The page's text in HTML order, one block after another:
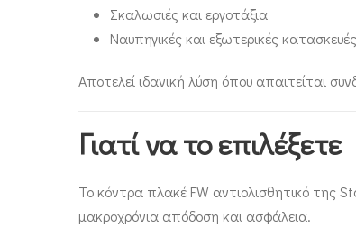
Σκαλωσιές και εργοτάξια
Ναυπηγικές και εξωτερικές κατασκευές
Αποτελεί ιδανική λύση όπου απαιτείται
Γιατί να το επιλέξετε
Το κόντρα πλακέ FW αντιολισθητικό της
μακροχρόνια απόδοση και ασφάλεια.